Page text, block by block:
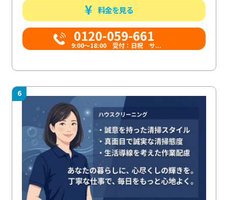
料金を見る
0120-059-661
9:00〜18:00 受付：日祝 サ...
6